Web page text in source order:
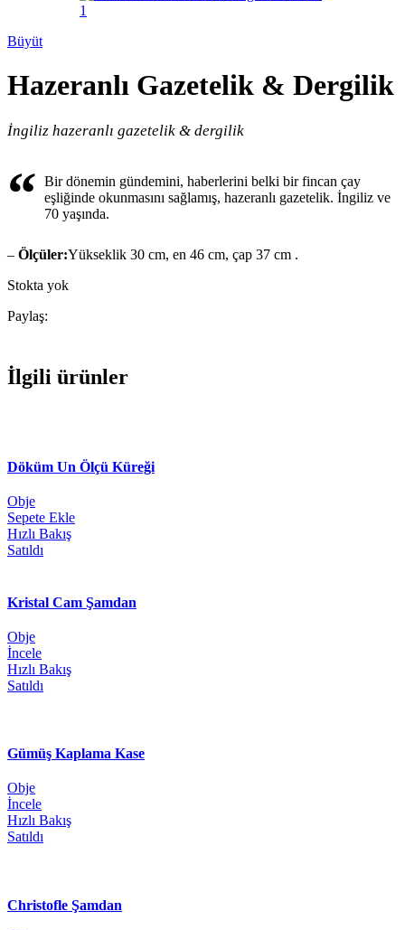
Büyüt
Hazeranlı Gazetelik & Dergilik
İngiliz hazeranlı gazetelik & dergilik
“ Bir dönemin gündemini, haberlerini belki bir fincan çay
eşliğinde okunmasını sağlamış, hazeranlı gazetelik. İngiliz ve
70 yaşında.
– Ölçüler:Yükseklik 30 cm, en 46 cm, çap 37 cm .
Stokta yok
Paylaş:
İlgili ürünler
Döküm Un Ölçü Küreği
Obje
Sepete Ekle
Hızlı Bakış
Satıldı
Kristal Cam Şamdan
Obje
İncele
Hızlı Bakış
Satıldı
Gümüş Kaplama Kase
Obje
İncele
Hızlı Bakış
Satıldı
Christofle Şamdan